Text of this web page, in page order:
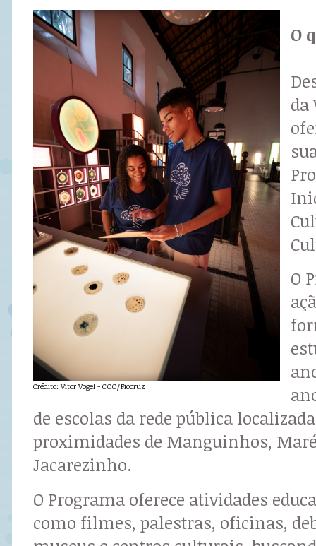
Crédito: Vitor Vogel - COC/Fiocruz
O
da
O
de escolas da rede pública
proximidades de Manguinhos,
Jacarezinho.
O Programa oferece atividades
como filmes, palestras, oficinas,